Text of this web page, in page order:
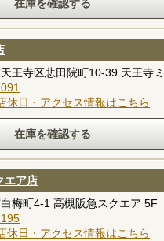
王寺区悲田院町10-39 天王寺
休日・アクセス情報はこちら
エア店
梅町4-1 高槻阪急スクエア 5F
休日・アクセス情報はこちら